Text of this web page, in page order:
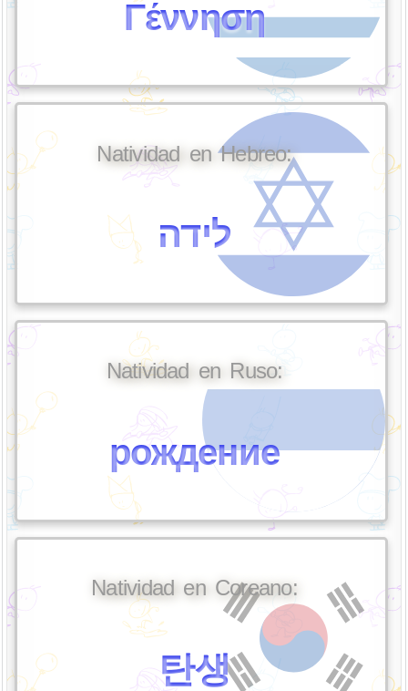
Γέννηση
Natividad en Hebreo:
לידה
Natividad en Ruso:
рождение
Natividad en Coreano:
탄생